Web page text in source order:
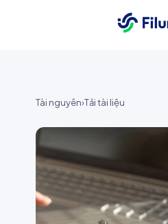
Tài nguyên›Tải tài liệu